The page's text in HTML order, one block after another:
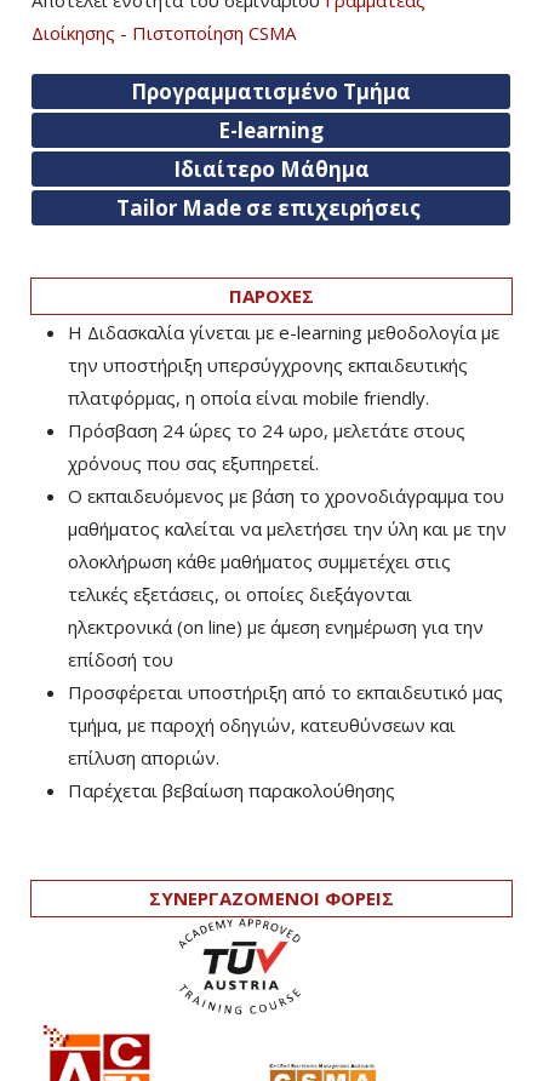
Διοίκησης - Πιστοποίηση CSMA
Προγραμματισμένο Τμήμα
E-learning
Ιδιαίτερο Μάθημα
Tailor Made σε επιχειρήσεις
ΠΑΡΟΧΕΣ
Η Διδασκαλία γίνεται με e-learning μεθοδολογία με
την υποστήριξη υπερσύγχρονης εκπαιδευτικής
πλατφόρμας, η οποία είναι mobile friendly.
Πρόσβαση 24 ώρες το 24 ωρο, μελετάτε στους
χρόνους που σας εξυπηρετεί.
Ο εκπαιδευόμενος με βάση το χρονοδιάγραμμα του
μαθήματος καλείται να μελετήσει την ύλη και με την
ολοκλήρωση κάθε μαθήματος συμμετέχει στις
τελικές εξετάσεις, οι οποίες διεξάγονται
ηλεκτρονικά (on line) με άμεση ενημέρωση για την
επίδοσή του
Προσφέρεται υποστήριξη από το εκπαιδευτικό μας
τμήμα, με παροχή οδηγιών, κατευθύνσεων και
επίλυση αποριών.
Παρέχεται βεβαίωση παρακολούθησης
ΣΥΝΕΡΓΑΖΟΜΕΝΟΙ ΦΟΡΕΙΣ